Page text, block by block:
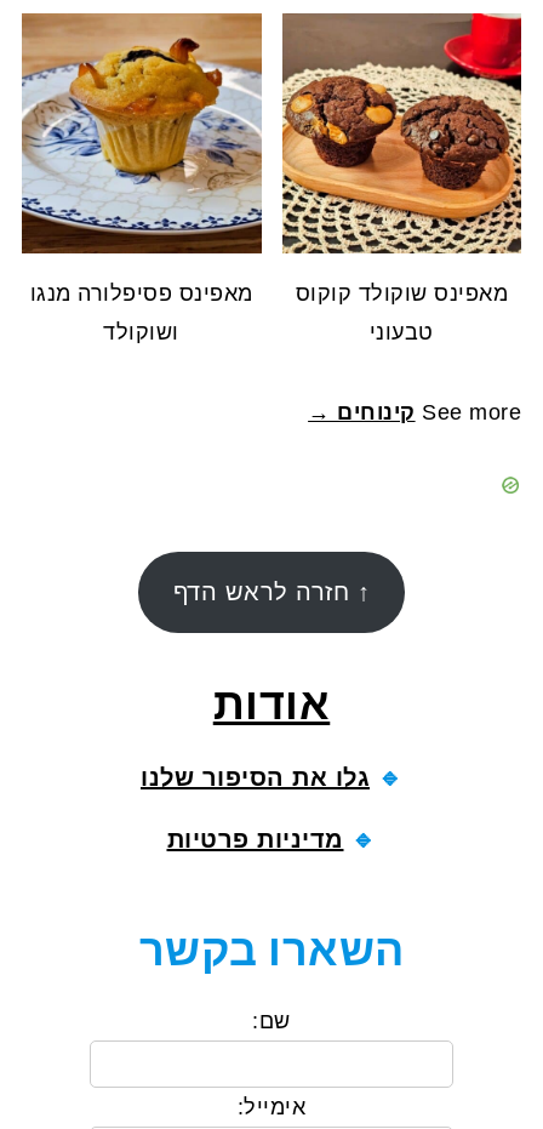
מאפינס שוקולד קוקוס
טבעוני
מאפינס פסיפלורה מנגו
ושוקולד
See more קינוחים →
FOOTER ↑ חזרה לראש הדף
אודות
🔹 גלו את הסיפור שלנו
🔹 מדיניות פרטיות
השארו בקשר
שם:
אימייל: